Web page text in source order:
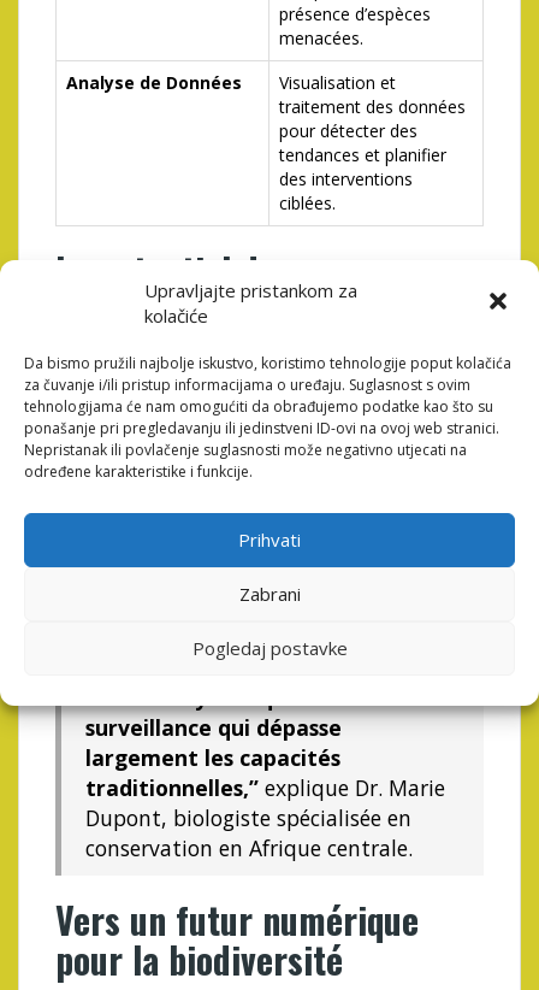
Upravljajte pristankom za
kolačiće
Da bismo pružili najbolje iskustvo, koristimo tehnologije poput kolačića
za čuvanje i/ili pristup informacijama o uređaju. Suglasnost s ovim
tehnologijama će nam omogućiti da obrađujemo podatke kao što su
ponašanje pri pregledavanju ili jedinstveni ID-ovi na ovoj web stranici.
Nepristanak ili povlačenje suglasnosti može negativno utjecati na
određene karakteristike i funkcije.
Prihvati
Zabrani
Pogledaj postavke
présence d’espèces
menacées.
Analyse de Données
Visualisation et
traitement des données
pour détecter des
tendances et planifier
des interventions
ciblées.
Le potentiel de
l’engagement
communautaire et citoyen
Une des forces majeures des applications mobiles
comme Beastlore Fauna réside dans leur capacité à
impliquer un large public. Des citoyens passionnés,
parfois sans expérience scientifique approfondie,
des observations précises. Ces efforts participatifs
créent une véritable synergie entre scientifiques et
communautés locales, renforçant ainsi l’efficacité des
initiatives de conservation.
“L’engagement citoyen par le biais
des outils numériques offre une
surveillance qui dépasse
largement les capacités
traditionnelles,” explique Dr. Marie
Dupont, biologiste spécialisée en
conservation en Afrique centrale.
Vers un futur numérique
pour la biodiversité